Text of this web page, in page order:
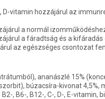
D-vitamin hozzájárul az
a normál
a fáradtság és a kifáradás
az egészséges csontozat
ananászlé 15%
búzacsíra-kivonat 4,5%,
, B6-, B12-, C-, D-, E-vitamin,